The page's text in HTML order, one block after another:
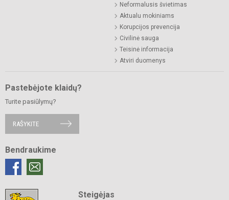
Neformalusis švietimas
Aktualu mokiniams
Korupcijos prevencija
Civilinė sauga
Teisinė informacija
Atviri duomenys
Pastebėjote klaidų?
Turite pasiūlymų?
RAŠYKITE
Bendraukime
Steigėjas